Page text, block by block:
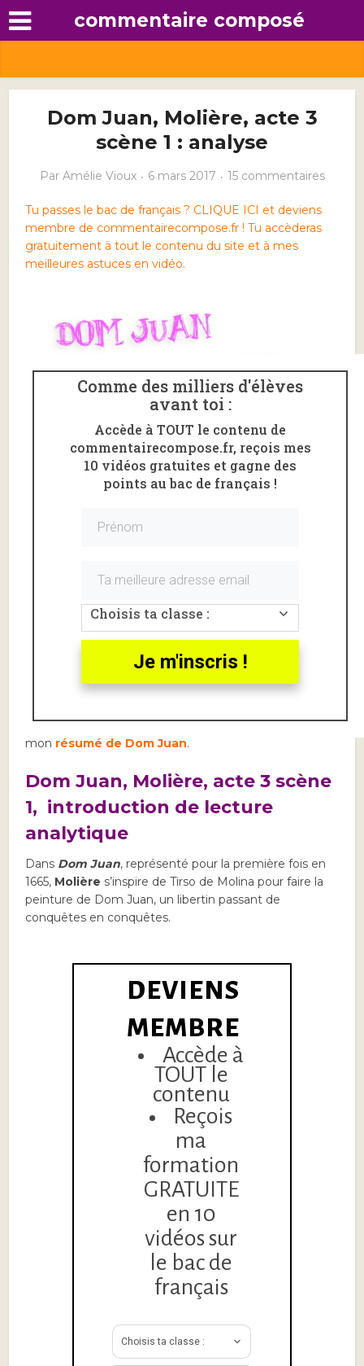
commentaire composé
Dom Juan, Molière, acte 3
scène 1 : analyse
Par Amélie Vioux 6 mars 2017 15 commentaires
Tu passes le bac de français ? CLIQUE ICI et deviens
membre de commentairecompose.fr ! Tu accèderas
gratuitement à tout le contenu du site et à mes
meilleures astuces en vidéo.
commentaire composéde l’acte III scène 1
Dom JuandeMolière(1665).
L’extrait commenté va de «Mais laissons là la
médecine, où vous ne croyez point » jusqu’à la fin de la
un petit mot, s’il vous plait» .
Pour mieux situer cet extrait dans l’œuvre, tu peux lire
mon résumé de Dom Juan.
Dom Juan, Molière, acte 3 scène
1, introduction de lecture
analytique
Dans Dom Juan, représenté pour la première fois en
1665, Molière s’inspire de Tirso de Molina pour faire la
peinture de Dom Juan, un libertin passant de
conquêtes en conquêtes.
DEVIENS
MEMBRE
Accède à
TOUT le
contenu
Reçois
ma
formation
GRATUITE
en 10
vidéos sur
le bac de
français
Choisis ta classe :
Comme des milliers d'élèves
avant toi :
Accède à TOUT le contenu de
commentairecompose.fr, reçois mes
10 vidéos gratuites et gagne des
points au bac de français !
Choisis ta classe :
Je m'inscris !